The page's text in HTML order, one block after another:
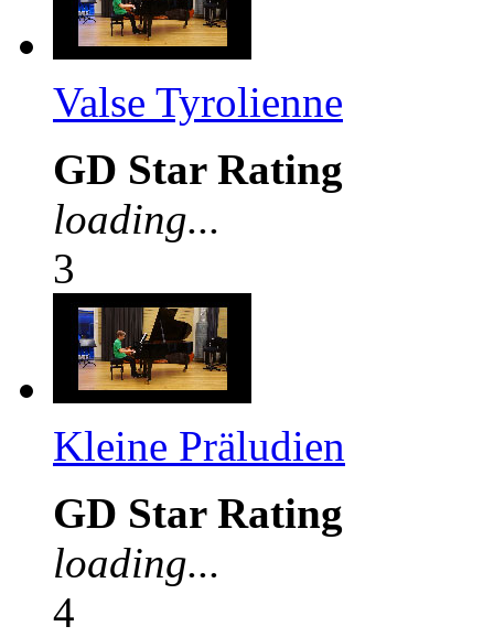
Valse Tyrolienne
GD Star Rating
loading...
3
Kleine Präludien
GD Star Rating
loading...
4